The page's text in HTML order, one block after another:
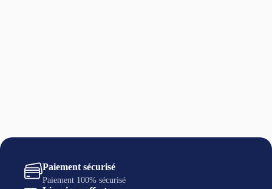
recharger la pierre
Paiement sécurisé
Paiement 100% sécurisé